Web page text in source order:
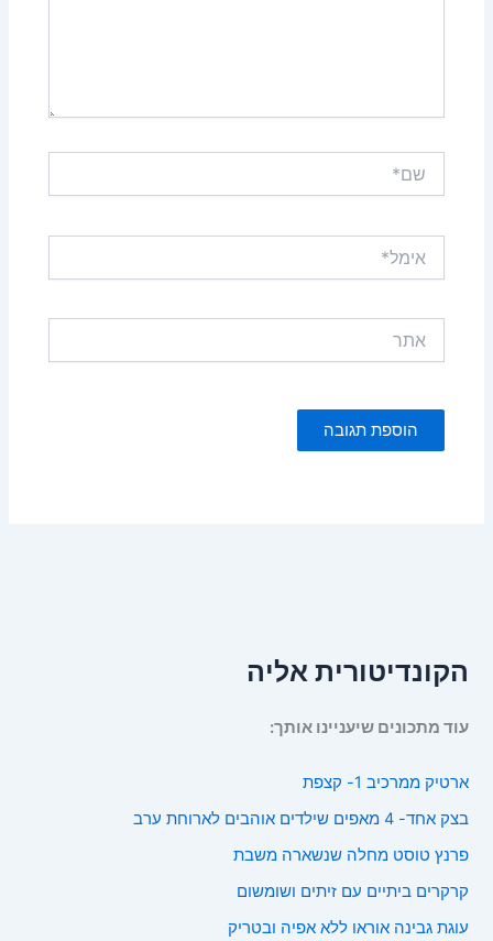
הקונדיטורית אליה
עוד מתכונים שיעניינו אותך:
ארטיק ממרכיב 1- קצפת
בצק אחד- 4 מאפים שילדים אוהבים לארוחת ערב
פרנץ טוסט מחלה שנשארה משבת
קרקרים ביתיים עם זיתים ושומשום
עוגת גבינה אוראו ללא אפיה ובטריק